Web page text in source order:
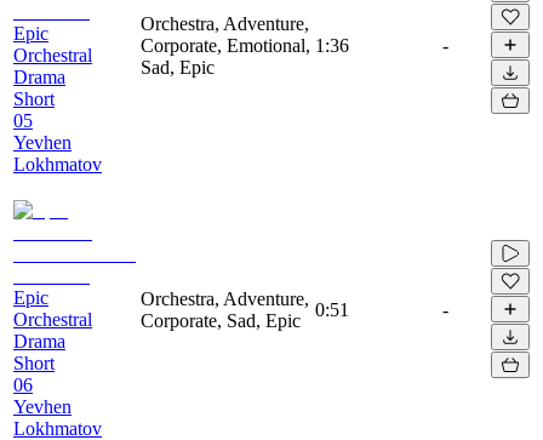
Epic
Orchestral
Drama
Short
05
Yevhen
Lokhmatov
Orchestra, Adventure,
Corporate, Emotional,
Sad, Epic
1:36 -
Epic
Orchestral
Drama
Short
06
Yevhen
Lokhmatov
Orchestra, Adventure,
Corporate, Sad, Epic
0:51 -